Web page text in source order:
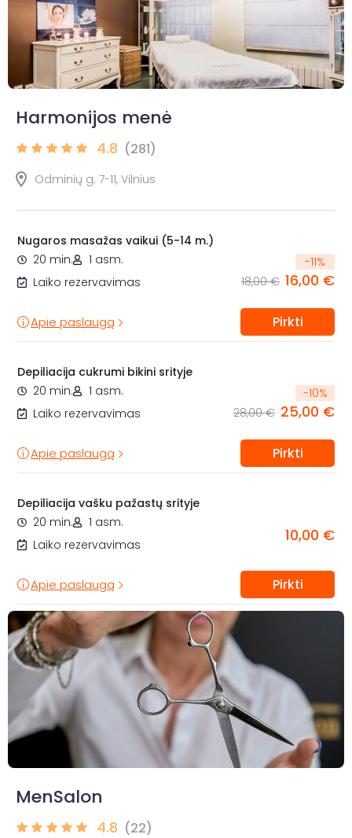
Harmonijos menė
4.8 (281)
Odminių g. 7-11, Vilnius
Nugaros masažas vaikui (5-14 m.)
20 min.
1 asm.
Laiko rezervavimas
-11%
18,00 € 16,00 €
Apie paslaugą Pirkti
Depiliacija cukrumi bikini srityje
20 min.
1 asm.
Laiko rezervavimas
-10%
28,00 € 25,00 €
Apie paslaugą Pirkti
Depiliacija vašku pažastų srityje
20 min.
1 asm.
Laiko rezervavimas
10,00 €
Apie paslaugą Pirkti
MenSalon
4.8 (22)